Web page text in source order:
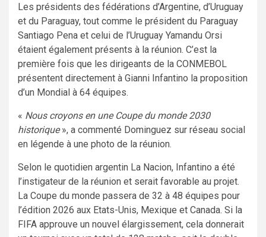
Les présidents des fédérations d’Argentine, d’Uruguay
et du Paraguay, tout comme le président du Paraguay
Santiago Pena et celui de l’Uruguay Yamandu Orsi
étaient également présents à la réunion. C’est la
première fois que les dirigeants de la CONMEBOL
présentent directement à Gianni Infantino la proposition
d’un Mondial à 64 équipes.
« Nous croyons en une Coupe du monde 2030
historique», a commenté Dominguez sur réseau social
en légende à une photo de la réunion.
Selon le quotidien argentin La Nacion, Infantino a été
l’instigateur de la réunion et serait favorable au projet.
La Coupe du monde passera de 32 à 48 équipes pour
l’édition 2026 aux Etats-Unis, Mexique et Canada. Si la
FIFA approuve un nouvel élargissement, cela donnerait